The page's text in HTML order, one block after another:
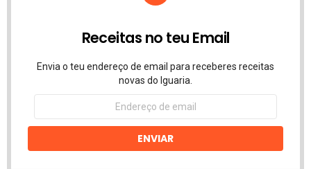
Receitas no teu Email
Envia o teu endereço de email para receberes receitas
novas do Iguaria.
Endereço
email
ENVIAR